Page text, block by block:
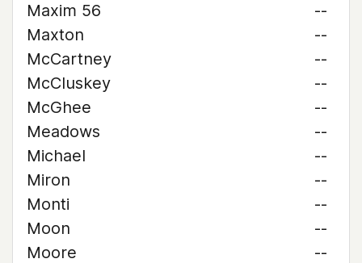
Maxim 56
--
Maxton
--
McCartney
--
McCluskey
--
McGhee
--
Meadows
--
Michael
--
Miron
--
Monti
--
Moon
--
Moore
--